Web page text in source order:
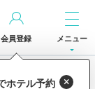
会員登録 メニュー